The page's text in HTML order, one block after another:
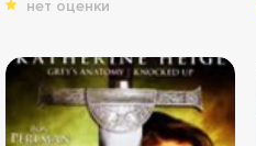
нет оценки